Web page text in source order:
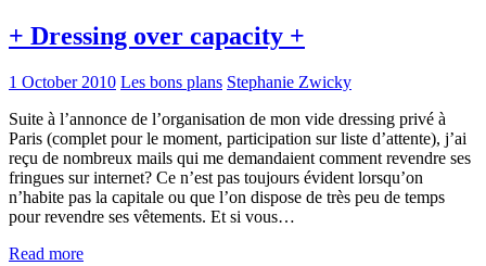
+ Dressing over capacity +
1 October 2010 Les bons plans Stephanie Zwicky
Suite à l’annonce de l’organisation de mon vide dressing privé à
Paris (complet pour le moment, participation sur liste d’attente), j’ai
reçu de nombreux mails qui me demandaient comment revendre ses
fringues sur internet? Ce n’est pas toujours évident lorsqu’on
n’habite pas la capitale ou que l’on dispose de très peu de temps
pour revendre ses vêtements. Et si vous…
Read more